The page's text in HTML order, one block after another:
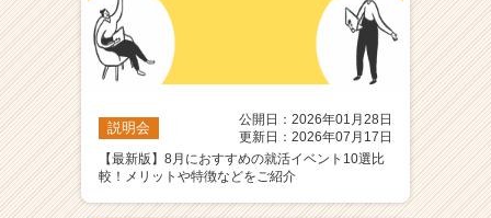
説明会
公開日：2026年01月28日
更新日：2026年07月17日
【最新版】8月におすすめの就活イベント10選比
較！メリットや特徴などをご紹介